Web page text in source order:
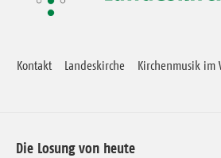
Kontakt Landeskirche Kirchenmusik im
Die Losung von heute